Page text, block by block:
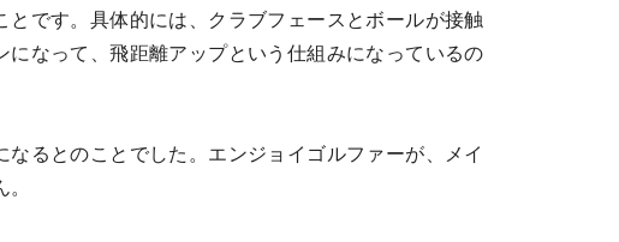
です。具体的には、クラブフェースとボールが接触
なって、飛距離アップという仕組みになっているの
るとのことでした。エンジョイゴルファーが、メイ